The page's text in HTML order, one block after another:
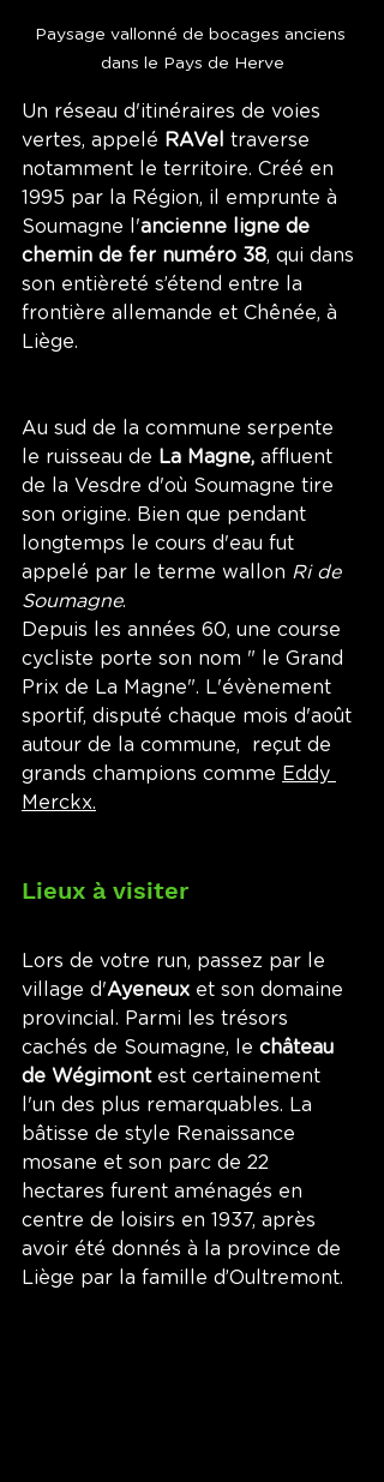
Paysage vallonné de bocages anciens
dans le Pays de Herve
Un réseau d'itinéraires de voies
vertes, appelé RAVel traverse
notamment le territoire. Créé en
1995 par la Région, il emprunte à
Soumagne l'ancienne ligne de
chemin de fer numéro 38, qui dans
son entièreté s’étend entre la
frontière allemande et Chênée, à
Liège.
Au sud de la commune serpente
le ruisseau de La Magne, affluent
de la Vesdre d'où Soumagne tire
son origine. Bien que pendant
longtemps le cours d'eau fut
appelé par le terme wallon Ri de
Soumagne.
Depuis les années 60, une course
cycliste porte son nom " le Grand
Prix de La Magne". L'évènement
sportif, disputé chaque mois d'août
autour de la commune,  reçut de
grands champions comme Eddy
Merckx.
Lieux à visiter
Lors de votre run, passez par le
village d'Ayeneux et son domaine
provincial. Parmi les trésors
cachés de Soumagne, le château
de Wégimont est certainement
l'un des plus remarquables. La
bâtisse de style Renaissance
mosane et son parc de 22
hectares furent aménagés en
centre de loisirs en 1937, après
avoir été donnés à la province de
Liège par la famille d’Oultremont.